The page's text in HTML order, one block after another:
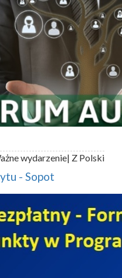
wydarzenie| Z Polski
- Sopot